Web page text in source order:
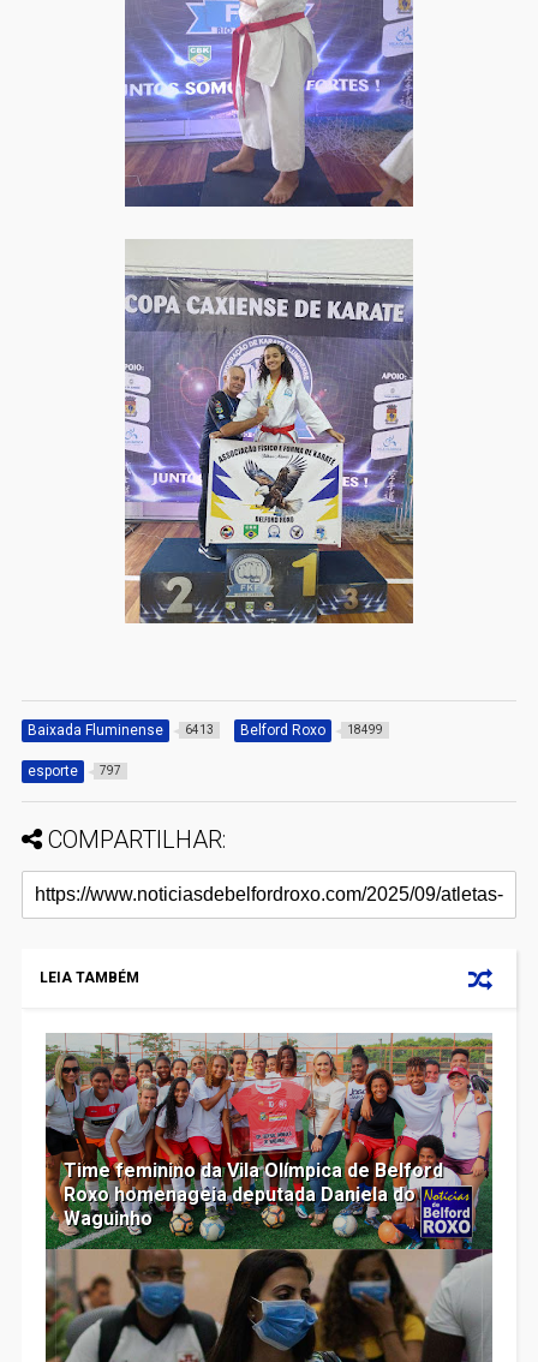
Baixada Fluminense 6413 Belford Roxo 18499
esporte 797
COMPARTILHAR:
LEIA TAMBÉM
Time feminino da Vila Olímpica de Belford
Roxo homenageia deputada Daniela do
Waguinho